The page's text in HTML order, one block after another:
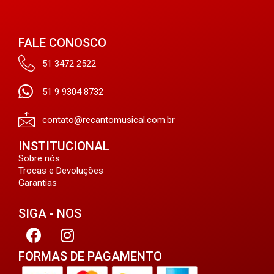
FALE CONOSCO
51 3472 2522
51 9 9304 8732
contato@recantomusical.com.br
INSTITUCIONAL
Sobre nós
Trocas e Devoluções
Garantias
SIGA - NOS
FORMAS DE PAGAMENTO